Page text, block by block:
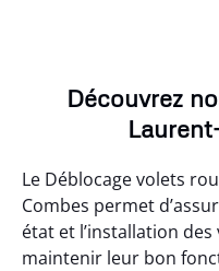
Découvrez
Le Déblocage volets
Combes permet
état et l’installation
maintenir leur bon